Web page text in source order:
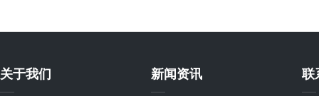
关于我们 新闻资讯 联